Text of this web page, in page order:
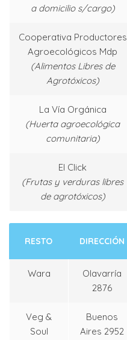
a domicilio s/cargo)
Cooperativa Productores
Agroecológicos Mdp
(Alimentos Libres de
Agrotóxicos)
La Vía Orgánica
(Huerta agroecológica
comunitaria)
El Click
(Frutas y verduras libres
de agrotóxicos)
RESTO DIRECCIÓN
Wara
Olavarría
2876
Veg &
Soul
Buenos
Aires 2952